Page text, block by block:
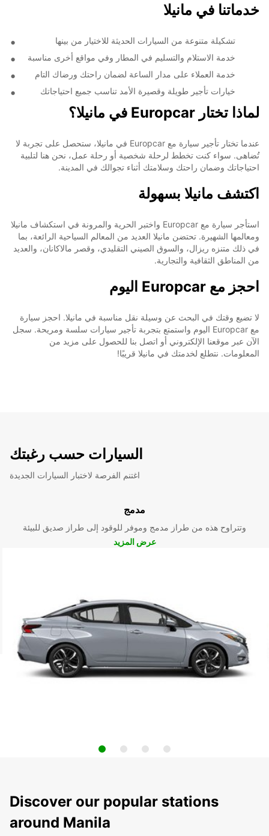
خدماتنا في مانيلا
تشكيلة متنوعة من السيارات الحديثة للاختيار من بينها
خدمة الاستلام والتسليم في المطار وفي مواقع أخرى مناسبة
خدمة العملاء على مدار الساعة لضمان راحتك ورضاك التام
خيارات تأجير طويلة وقصيرة الأمد تناسب جميع احتياجاتك
لماذا تختار Europcar في مانيلا؟
عندما تختار تأجير سيارة مع Europcar في مانيلا، ستحصل على تجربة لا
تُضاهى. سواء كنت تخطط لرحلة شخصية أو رحلة عمل، نحن هنا لتلبية
احتياجاتك وضمان راحتك وسلامتك أثناء تجوالك في المدينة.
اكتشف مانيلا بسهولة
استأجر سيارة مع Europcar واختبر الحرية والمرونة في استكشاف مانيلا
ومعالمها الشهيرة. تحتضن مانيلا العديد من المعالم السياحية الرائعة، بما
في ذلك متنزه ريزال، والسوق الصيني التقليدي، وقصر مالاكانان، والعديد
من المناطق الثقافية والتجارية.
احجز مع Europcar اليوم
لا تضيع وقتك في البحث عن وسيلة نقل مناسبة في مانيلا. احجز سيارة
مع Europcar اليوم واستمتع بتجربة تأجير سيارات سلسة ومريحة. سجل
الآن عبر موقعنا الإلكتروني أو اتصل بنا للحصول على مزيد من
المعلومات. نتطلع لخدمتك في مانيلا قريبًا!
السيارات حسب رغبتك
اغتنم الفرصة لاختبار السيارات الجديدة
مدمج
وتتراوح هذه من طراز مدمج وموفر للوقود إلى طراز صديق للبيئة
عرض المزيد
Discover our popular stations
around Manila